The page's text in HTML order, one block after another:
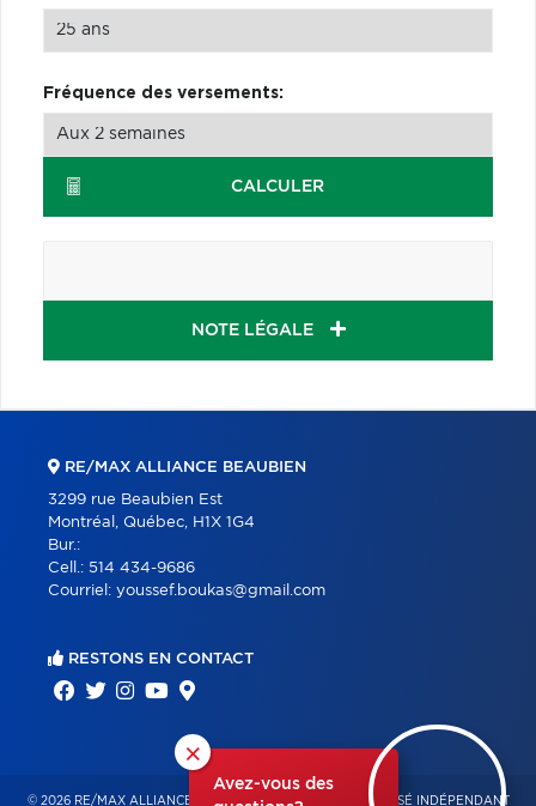
Fréquence des versements:
CALCULER
NOTE LÉGALE
×
Avez-vous des
RE/MAX ALLIANCE BEAUBIEN
3299 rue Beaubien Est
Montréal, Québec, H1X 1G4
Bur.:
Cell.: 514 434-9686
Courriel: youssef.boukas@gmail.com
RESTONS EN CONTACT
© 2026 RE/MAX ALLIANCE & PRO-COMMERCIAL – FRANCHISÉ INDÉPENDANT